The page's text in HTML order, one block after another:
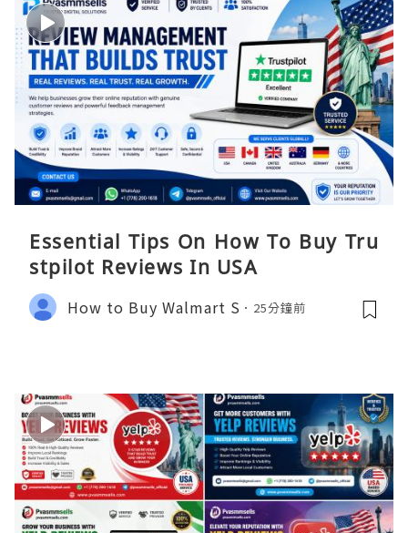
Essential Tips On How To Buy Tru
stpilot Reviews In USA
How to Buy Walmart S 25分鐘前